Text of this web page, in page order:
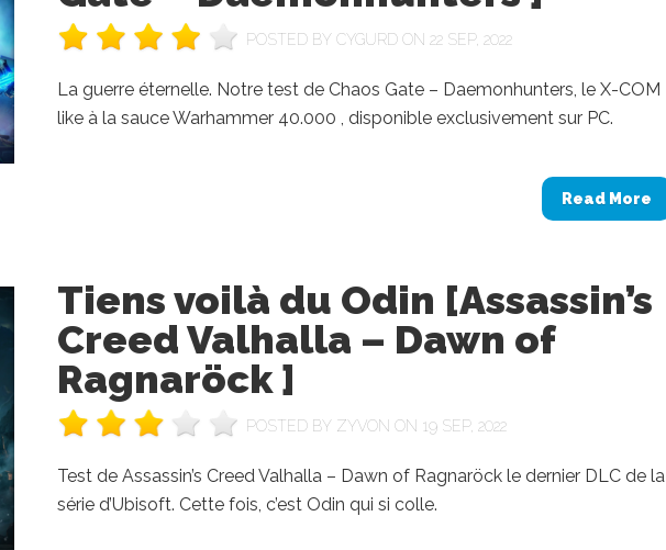
POSTED BY CYGURD ON 22 SEP, 2022
La guerre éternelle. Notre test de Chaos Gate – Daemonhunters, le X-COM
like à la sauce Warhammer 40.000 , disponible exclusivement sur PC.
Read More
Tiens voilà du Odin [Assassin’s
Creed Valhalla – Dawn of
Ragnaröck ]
POSTED BY ZYVON ON 19 SEP, 2022
Test de Assassin’s Creed Valhalla – Dawn of Ragnaröck le dernier DLC de la
série d’Ubisoft. Cette fois, c’est Odin qui si colle.